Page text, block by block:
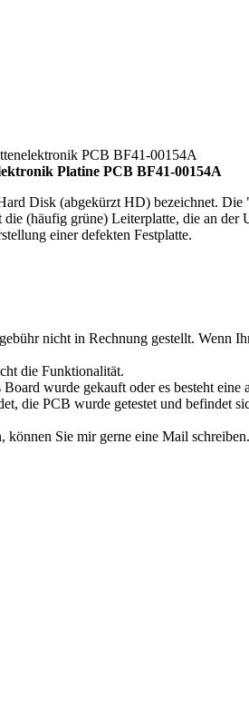
Platine PCB BF41-00154A
Disk (abgekürzt HD) bezeichnet.
(häufig grüne) Leiterplatte, die an der
einer defekten Festplatte.
nicht in Rechnung gestellt. Wenn
die Funktionalität.
wurde gekauft oder es besteht eine
die PCB wurde getestet und befindet
Sie mir gerne eine Mail